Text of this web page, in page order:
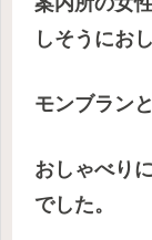
しそうにお
モンブラン
おしゃべり
でした。